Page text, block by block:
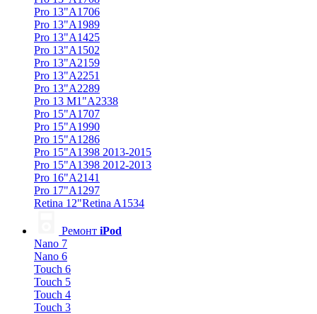
Pro 13"A1706
Pro 13"A1989
Pro 13"A1425
Pro 13"A1502
Pro 13"A2159
Pro 13"A2251
Pro 13"A2289
Pro 13 M1"A2338
Pro 15"A1707
Pro 15"A1990
Pro 15"A1286
Pro 15"A1398 2013-2015
Pro 15"A1398 2012-2013
Pro 16"A2141
Pro 17"A1297
Retina 12"Retina A1534
Ремонт iPod
Nano 7
Nano 6
Touch 6
Touch 5
Touch 4
Touch 3